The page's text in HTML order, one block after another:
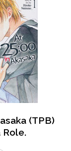
(TPB)
Role.